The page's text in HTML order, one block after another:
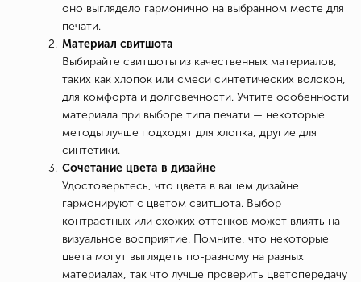
оно выглядело гармонично на выбранном месте для
печати.
Материал свитшота
Выбирайте свитшоты из качественных материалов,
таких как хлопок или смеси синтетических волокон,
для комфорта и долговечности. Учтите особенности
материала при выборе типа печати — некоторые
методы лучше подходят для хлопка, другие для
синтетики.
Сочетание цвета в дизайне
Удостоверьтесь, что цвета в вашем дизайне
гармонируют с цветом свитшота. Выбор
контрастных или схожих оттенков может влиять на
визуальное восприятие. Помните, что некоторые
цвета могут выглядеть по-разному на разных
материалах, так что лучше проверить цветопередачу